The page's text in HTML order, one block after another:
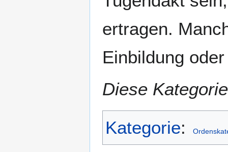
ertragen.
Einbildung
Diese
Kategorie: